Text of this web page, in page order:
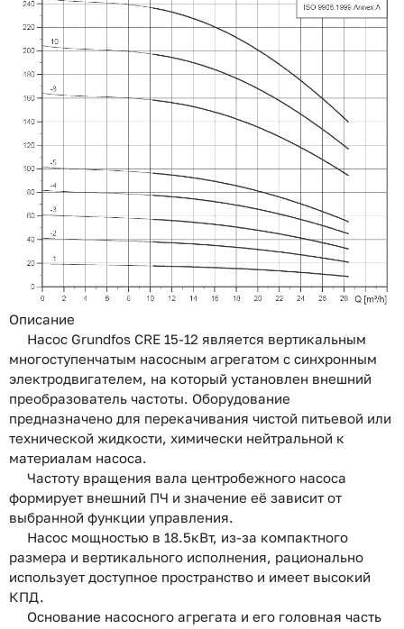
Описание
Насос Grundfos CRE 15-12 является вертикальным
многоступенчатым насосным агрегатом с синхронным
электродвигателем, на который установлен внешний
преобразователь частоты. Оборудование
предназначено для перекачивания чистой питьевой или
технической жидкости, химически нейтральной к
материалам насоса.
Частоту вращения вала центробежного насоса
формирует внешний ПЧ и значение её зависит от
выбранной функции управления.
Насос мощностью в 18.5кВт, из-за компактного
размера и вертикального исполнения, рационально
использует доступное пространство и имеет высокий
КПД.
Основание насосного агрегата и его головная часть